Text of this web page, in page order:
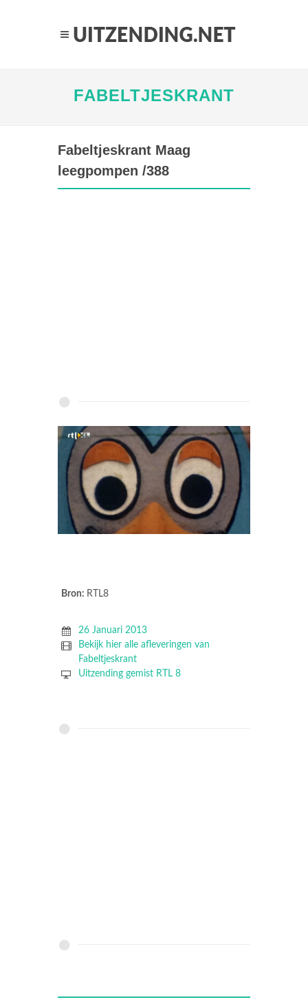
FABELTJESKRANT
Fabeltjeskrant Maag
leegpompen /388
Bron: RTL8
26 Januari 2013
Bekijk hier alle afleveringen van
Fabeltjeskrant
Uitzending gemist RTL 8